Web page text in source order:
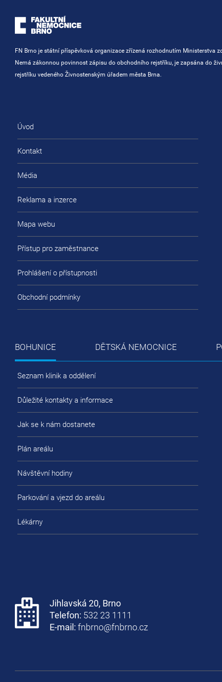
FN Brno je státní příspěvková organizace zřízená rozhodnutím Ministerstva
Nemá zákonnou povinnost zápisu do obchodního rejstříku, je zapsána do
rejstříku vedeného Živnostenským úřadem města Brna.
Úvod
Kontakt
Média
Reklama a inzerce
Mapa webu
Přístup pro zaměstnance
Prohlášení o přístupnosti
Obchodní podmínky
BOHUNICE DĚTSKÁ NEMOCNICE
Seznam klinik a oddělení
Důležité kontakty a informace
Jak se k nám dostanete
Plán areálu
Návštěvní hodiny
Parkování a vjezd do areálu
Lékárny
Jihlavská 20, Brno
Telefon: 532 23 1111
E-mail: fnbrno@fnbrno.cz